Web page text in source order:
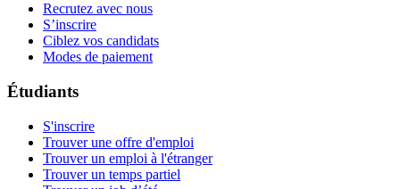
Recrutez avec nous
S’inscrire
Ciblez vos candidats
Modes de paiement
Étudiants
S'inscrire
Trouver une offre d'emploi
Trouver un emploi à l'étranger
Trouver un temps partiel